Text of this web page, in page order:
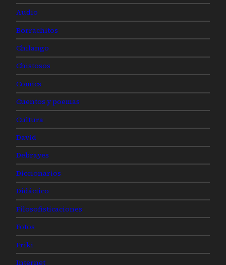
Audio
Borrachitos
Chilango
Chistosos
Comics
Cuentos y poemas
Cultura
David
Debrayes
Diccionarios
Didáctico
Filosofisticaciones
Fotos
Friki
Internet